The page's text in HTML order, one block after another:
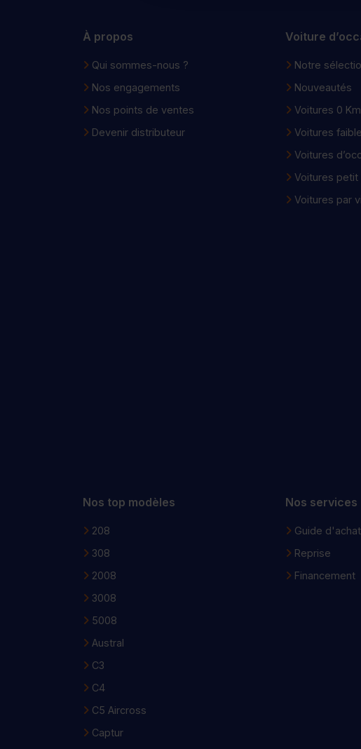
À propos
Qui sommes-nous ?
Nos engagements
Nos points de ventes
Devenir distributeur
Voiture
Notre
Nouveautés
Voitures 0 Km
Voitures
Voitures
Voitures petit
Voitures par
Nos top modèles
208
308
2008
3008
5008
Austral
C3
C4
C5 Aircross
Captur
Nos services
Guide d'achat
Reprise
Financement